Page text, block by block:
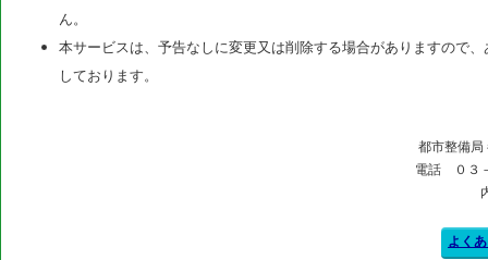
ん。
本サービスは、予告なしに変更又は削除する場合がありますので
しております。
都市整備局
電話 ０３
よく